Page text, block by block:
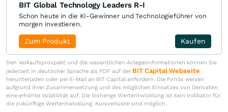
BIT Global Technology Leaders R-I
Schon heute in die KI-Gewinner und Technologieführer von
morgen investieren.
Kaufen
Zum Produkt
Den Verkaufsprospekt und die wesentlichen Anlegerinformationen können Sie
jederzeit in deutscher Sprache als PDF auf der BIT Capital Webseite
herunterladen oder per E-Mail an BIT Capital anfordern. Die Fonds weisen
aufgrund ihrer Zusammensetzung und des möglichen Einsatzes von Derivaten
eine erhöhte Volatilität auf. Die bisherige Wertentwicklung ist kein Indikator für
die zukünftige Wertentwicklung. Kursverluste sind möglich.